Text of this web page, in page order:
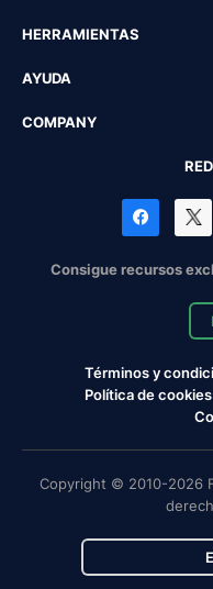
HERRAMIENTAS
AYUDA
COMPANY
Consigue recursos
Términos y
Política de cookies
Copyright © 2010-2026